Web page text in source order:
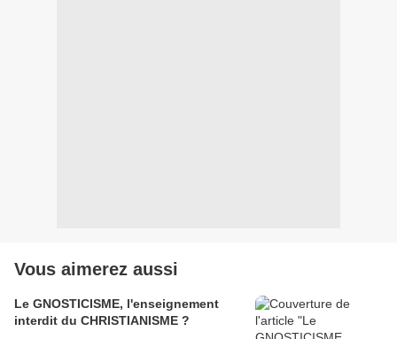
Vous aimerez aussi
Le GNOSTICISME, l'enseignement
interdit du CHRISTIANISME ?